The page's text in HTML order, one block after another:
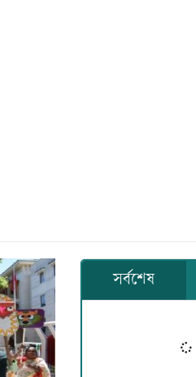
সর্বশেষ